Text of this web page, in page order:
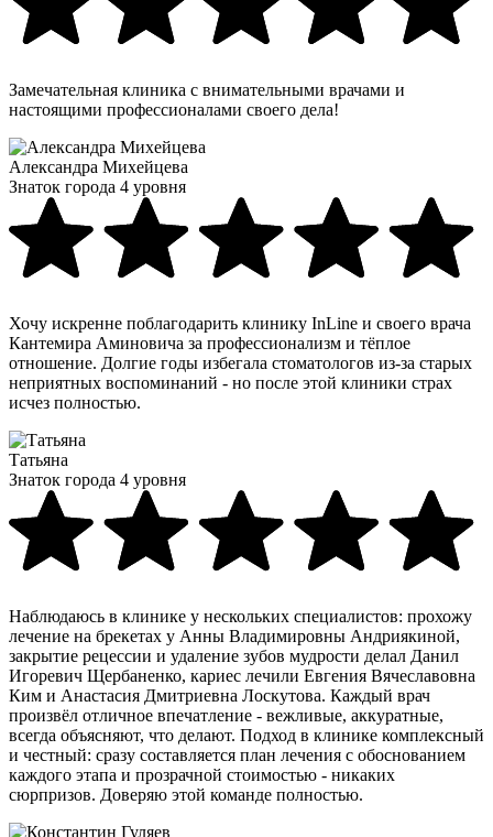
Замечательная клиника с внимательными врачами и
настоящими профессионалами своего дела!
Александра Михейцева
Знаток города 4 уровня
Хочу искренне поблагодарить клинику InLine и своего врача
Кантемира Аминовича за профессионализм и тёплое
отношение. Долгие годы избегала стоматологов из-за старых
неприятных воспоминаний - но после этой клиники страх
исчез полностью.
Татьяна
Знаток города 4 уровня
Наблюдаюсь в клинике у нескольких специалистов: прохожу
лечение на брекетах у Анны Владимировны Андриякиной,
закрытие рецессии и удаление зубов мудрости делал Данил
Игоревич Щербаненко, кариес лечили Евгения Вячеславовна
Ким и Анастасия Дмитриевна Лоскутова. Каждый врач
произвёл отличное впечатление - вежливые, аккуратные,
всегда объясняют, что делают. Подход в клинике комплексный
и честный: сразу составляется план лечения с обоснованием
каждого этапа и прозрачной стоимостью - никаких
сюрпризов. Доверяю этой команде полностью.